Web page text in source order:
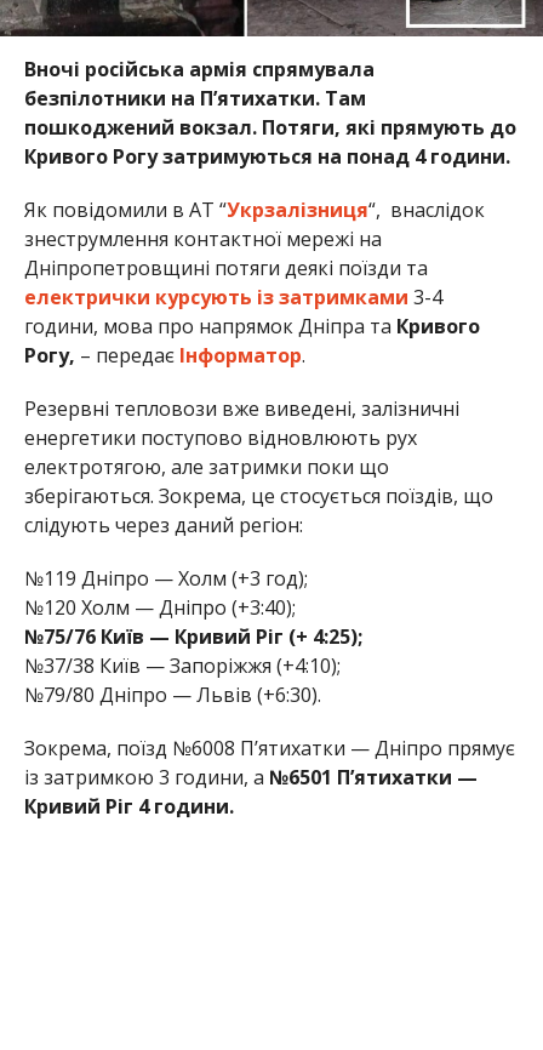
Вночі російська армія спрямувала
безпілотники на П’ятихатки. Там
пошкоджений вокзал. Потяги, які прямують до
Кривого Рогу затримуються на понад 4 години.
Як повідомили в АТ “Укрзалізниця“, внаслідок
знеструмлення контактної мережі на
Дніпропетровщині потяги деякі поїзди та
електрички курсують із затримками 3-4
години, мова про напрямок Дніпра та Кривого
Рогу, – передає Інформатор.
Резервні тепловози вже виведені, залізничні
енергетики поступово відновлюють рух
електротягою, але затримки поки що
зберігаються. Зокрема, це стосується поїздів, що
слідують через даний регіон:
№119 Дніпро — Холм (+3 год);
№120 Холм — Дніпро (+3:40);
№75/76 Київ — Кривий Ріг (+ 4:25);
№37/38 Київ — Запоріжжя (+4:10);
№79/80 Дніпро — Львів (+6:30).
Зокрема, поїзд №6008 Пʼятихатки — Дніпро прямує
із затримкою 3 години, а №6501 Пʼятихатки —
Кривий Ріг 4 години.